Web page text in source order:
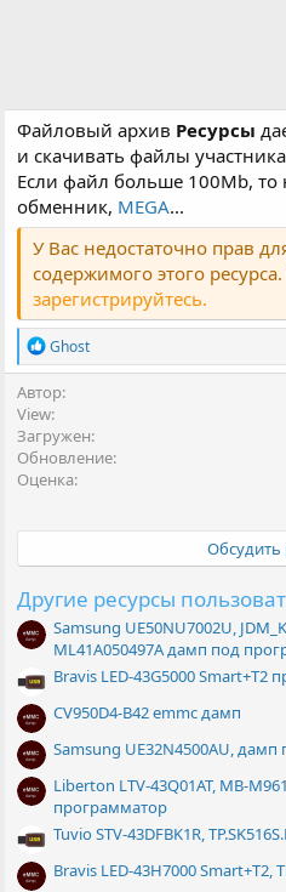
Файловый архив Ресурсы
и скачивать файлы
Если файл больше 100Mb, то
обменник, MEGA...
У Вас недостаточно прав
содержимого этого ресурса.
зарегистрируйтесь.
Р
е
к
ц
и
и
:
Ghost
Автор
View
Загружен
Обновление
Оценка
Обсудить
Другие ресурсы
Samsung UE50NU7002U,
ML41A050497A дамп под
Bravis LED-43G5000 Smart+T2
CV950D4-B42 emmc дамп
Samsung UE32N4500AU,
Liberton LTV-43Q01AT, MB-
программатор
Tuvio STV-43DFBK1R,
Bravis LED-43H7000 Smart+T2,